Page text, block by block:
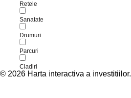
Retele
Sanatate
Drumuri
Parcuri
Cladiri
© 2026 Harta interactiva a investitiilor.